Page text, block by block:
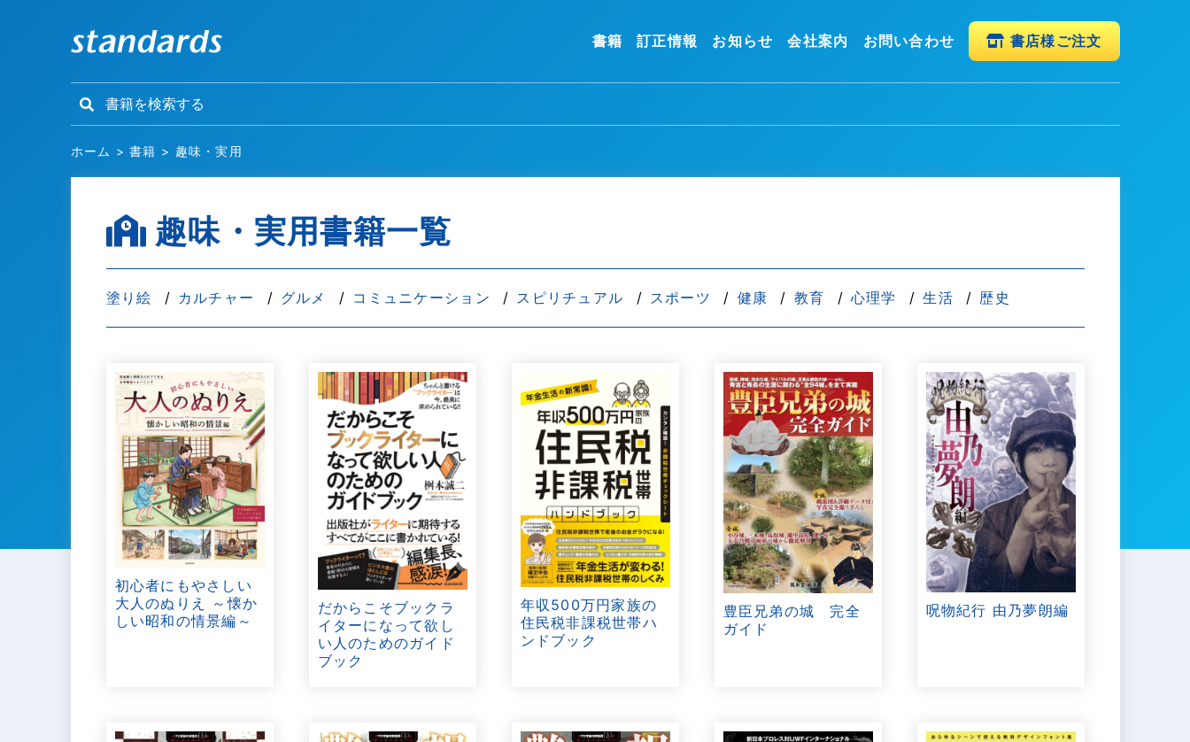
書籍 訂正情報 お知らせ 会社案内 お問い合わせ 書店様ご注文
ホーム >書籍 > 趣味・実用
趣味・実用書籍一覧
塗り絵 カルチャー グルメ コミュニケーション スピリチュアル スポーツ 健康 教育 心理学 生活 歴史
初心者にもやさしい
大人のぬりえ ～懐か
しい昭和の情景編～
だからこそブックラ
イターになって欲し
い人のためのガイド
ブック
年収500万円家族の
住民税非課税世帯ハ
ンドブック
豊臣兄弟の城 完全
ガイド
呪物紀行 由乃夢朗編